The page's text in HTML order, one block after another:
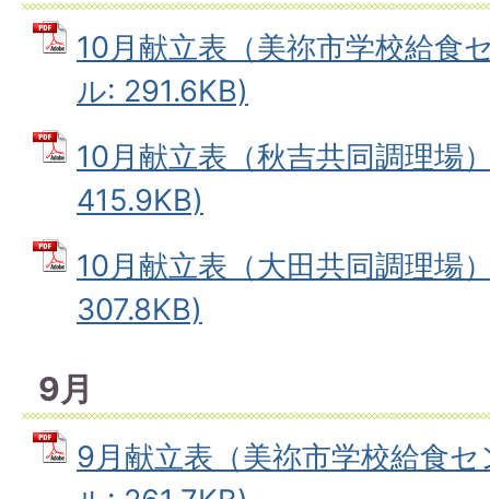
10月献立表（美祢市学校給食
ル: 291.6KB)
10月献立表（秋吉共同調理場
415.9KB)
10月献立表（大田共同調理場
307.8KB)
9月
9月献立表（美祢市学校給食